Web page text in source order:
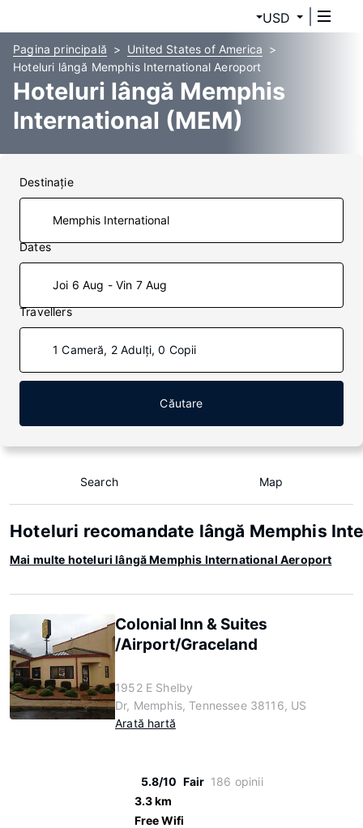
USD
Pagina principală
United States of America
Hoteluri lângă Memphis International Aeroport
Hoteluri lângă Memphis
International (MEM)
Destinaţie
Dates
Joi 6 Aug - Vin 7 Aug
Travellers
1 Cameră, 2 Adulți, 0 Copii
Căutare
Search Map
Hoteluri recomandate lângă Memphis
Mai multe hoteluri lângă Memphis International Aeroport
Colonial Inn & Suites
/Airport/Graceland
1952 E Shelby
Dr, Memphis, Tennessee 38116, US
Arată hartă
5.8/10 Fair 186 opinii
3.3 km
Free Wifi